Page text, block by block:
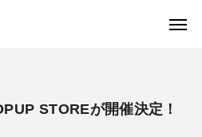
STOREが開催決定！